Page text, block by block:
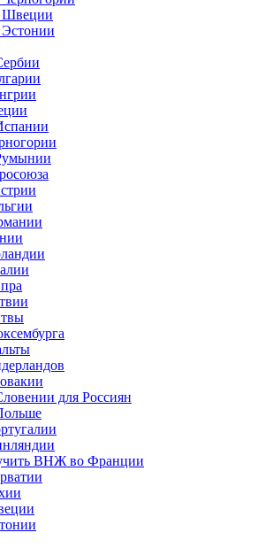
Швеции
для Россиян
ВНЖ во Франции